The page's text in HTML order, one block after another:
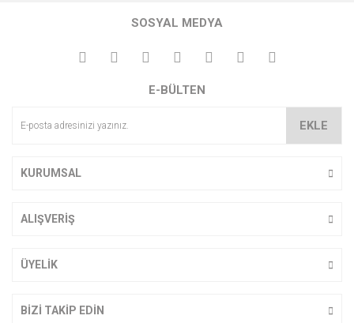
kullanarak tarafımıza iletebilirsiniz.
Görüş ve önerileriniz için teşekkür ederiz.
Ürün açıklamasında eksik bilgiler bulunuyor.
SOSYAL MEDYA
E-BÜLTEN
EKLE
KURUMSAL
ALIŞVERİŞ
ÜYELİK
BİZİ TAKİP EDİN